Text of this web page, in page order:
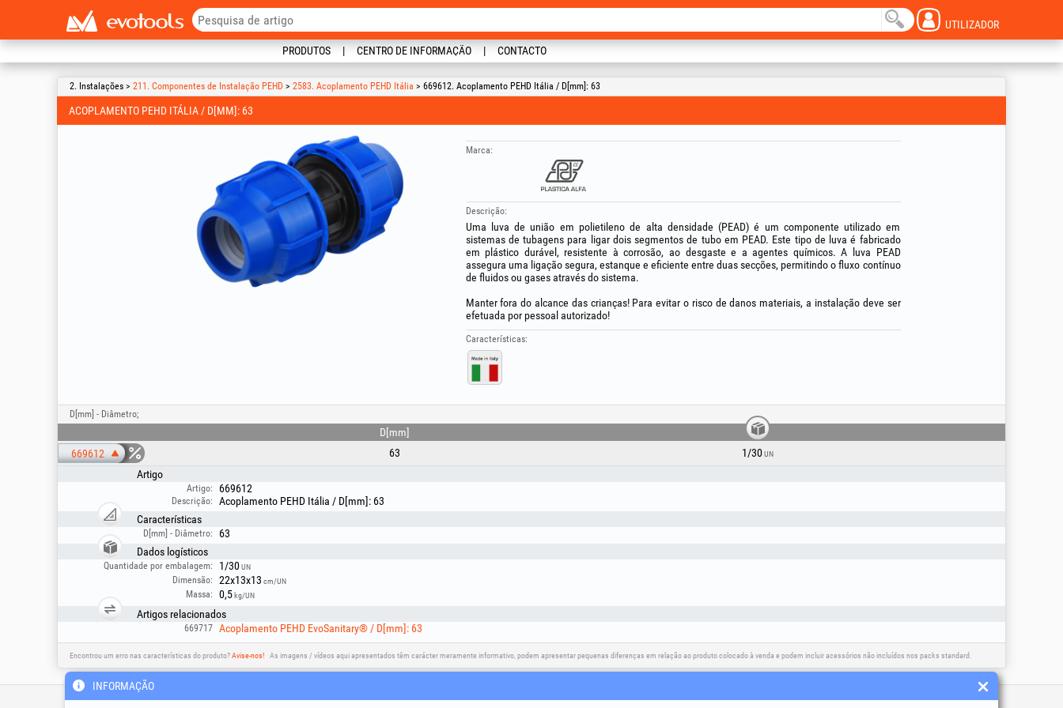
UTILIZADOR
PRODUTOS CENTRO DE INFORMAÇÃO CONTACTO
2. Instalações > 211. Componentes de Instalação PEHD > 2583. Acoplamento PEHD Itália > 669612. Acoplamento PEHD Itália / D[mm]: 63
ACOPLAMENTO PEHD ITÁLIA / D[MM]: 63
Marca:
Descrição:
Uma luva de união em polietileno de alta densidade (PEAD) é um componente utilizado em
sistemas de tubagens para ligar dois segmentos de tubo em PEAD. Este tipo de luva é fabricado
em plástico durável, resistente à corrosão, ao desgaste e a agentes químicos. A luva PEAD
assegura uma ligação segura, estanque e eficiente entre duas secções, permitindo o fluxo contínuo
de fluidos ou gases através do sistema.
Manter fora do alcance das crianças! Para evitar o risco de danos materiais, a instalação deve ser
efetuada por pessoal autorizado!
Características:
D[mm] - Diâmetro;
D[mm]
669612
63 1/30UN
Artigo
Artigo: 669612
Descrição:
Acoplamento PEHD Itália / D[mm]: 63
Características
D[mm] - Diâmetro:
63
Dados logísticos
Quantidade por embalagem: 1/30UN
Dimensão: 22x13x13 cm/UN
Massa: 0,5 kg/UN
Artigos relacionados
669717 Acoplamento PEHD EvoSanitary® / D[mm]: 63
Encontrou um erro nas características do produto?Avise-nos! As imagens / vídeos aqui apresentados têm carácter meramente informativo, podem apresentar pequenas diferenças em relação ao produto colocado à venda e podem incluir acessórios não incluídos nos packs standard.
Linha de apoio técnico &
Redes sociais Resolução de litígios Ligações úteis
INFORMAÇÃO